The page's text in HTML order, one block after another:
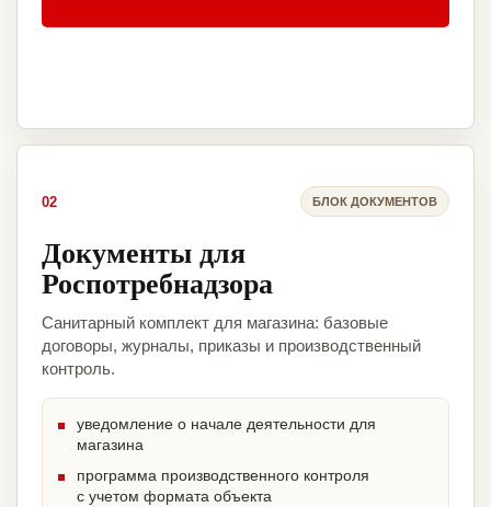
02 БЛОК ДОКУМЕНТОВ
Документы для
Роспотребнадзора
Санитарный комплект для магазина: базовые
договоры, журналы, приказы и производственный
контроль.
уведомление о начале деятельности для
магазина
программа производственного контроля
с учетом формата объекта